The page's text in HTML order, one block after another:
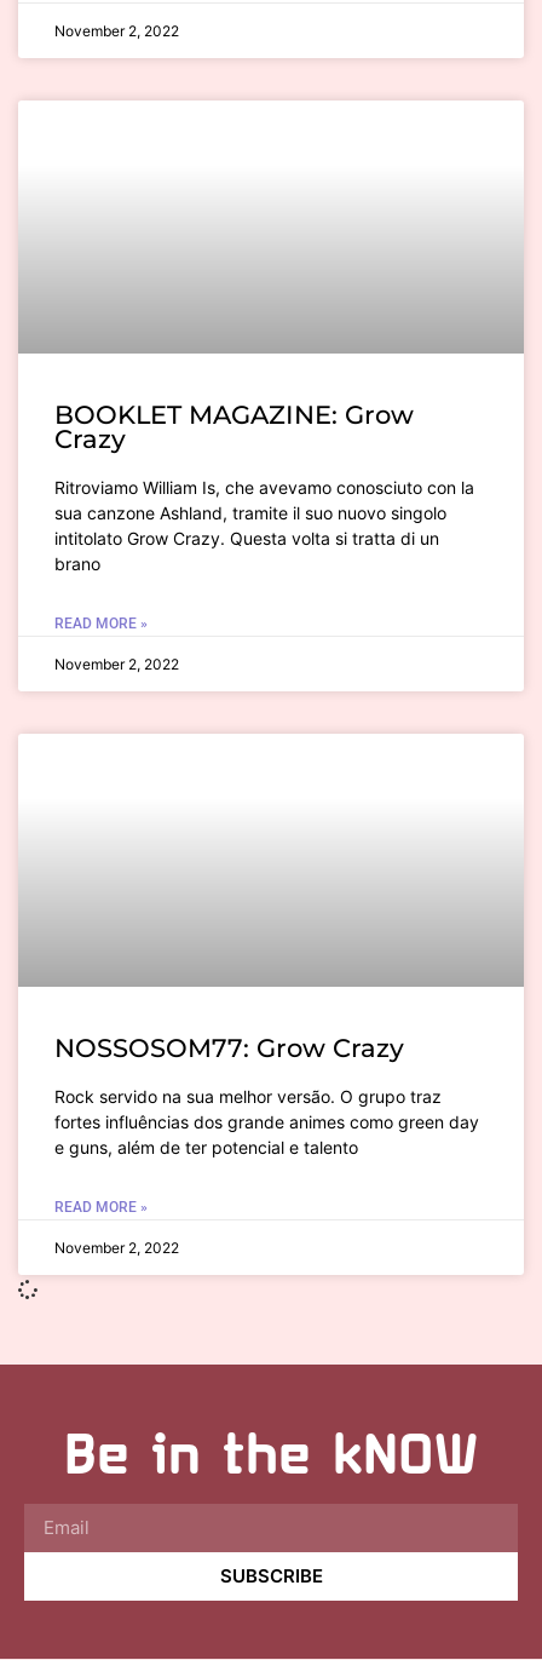
November 2, 2022
BOOKLET MAGAZINE: Grow
Crazy
Ritroviamo William Is, che avevamo conosciuto con la
sua canzone Ashland, tramite il suo nuovo singolo
intitolato Grow Crazy. Questa volta si tratta di un
brano
READ MORE »
November 2, 2022
NOSSOSOM77: Grow Crazy
Rock servido na sua melhor versão. O grupo traz
fortes influências dos grande animes como green day
e guns, além de ter potencial e talento
READ MORE »
November 2, 2022
Be in the kNOW
SUBSCRIBE